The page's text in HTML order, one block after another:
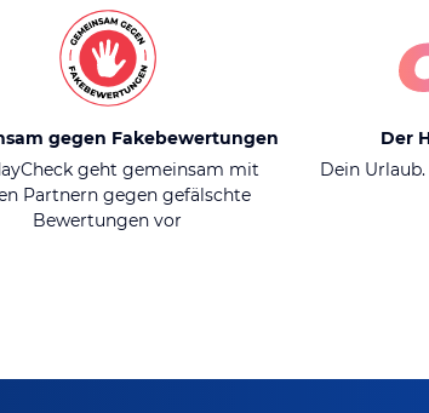
gegen Fakebewertungen
geht gemeinsam mit
Partnern gegen gefälschte
Bewertungen vor
Der
Dein